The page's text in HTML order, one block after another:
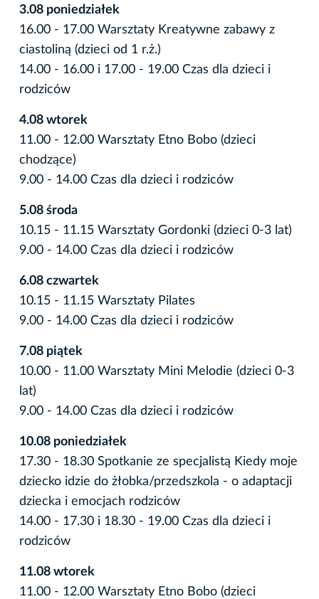
3.08 poniedziałek
16.00 - 17.00 Warsztaty Kreatywne zabawy z
ciastoliną (dzieci od 1 r.ż.)
14.00 - 16.00 i 17.00 - 19.00 Czas dla dzieci i
rodziców
4.08 wtorek
11.00 - 12.00 Warsztaty Etno Bobo (dzieci
chodzące)
9.00 - 14.00 Czas dla dzieci i rodziców
5.08 środa
10.15 - 11.15 Warsztaty Gordonki (dzieci 0-3 lat)
9.00 - 14.00 Czas dla dzieci i rodziców
6.08 czwartek
10.15 - 11.15 Warsztaty Pilates
9.00 - 14.00 Czas dla dzieci i rodziców
7.08 piątek
10.00 - 11.00 Warsztaty Mini Melodie (dzieci 0-3
lat)
9.00 - 14.00 Czas dla dzieci i rodziców
10.08 poniedziałek
17.30 - 18.30 Spotkanie ze specjalistą Kiedy moje
dziecko idzie do żłobka/przedszkola - o adaptacji
dziecka i emocjach rodziców
14.00 - 17.30 i 18.30 - 19.00 Czas dla dzieci i
rodziców
11.08 wtorek
11.00 - 12.00 Warsztaty Etno Bobo (dzieci